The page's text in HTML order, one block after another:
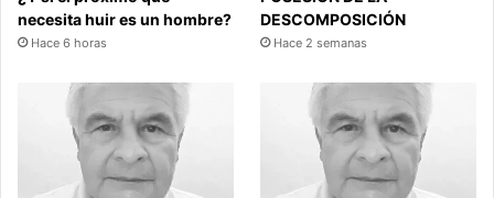
necesita huir es un hombre?
Hace 6 horas
DESCOMPOSICIÓN
Hace 2 semanas